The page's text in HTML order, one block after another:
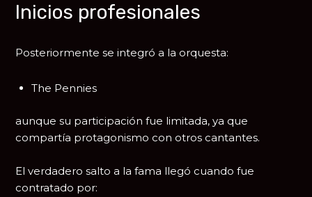
Inicios profesionales
Posteriormente se integró a la orquesta:
The Pennies
aunque su participación fue limitada, ya que
compartía protagonismo con otros cantantes.
El verdadero salto a la fama llegó cuando fue
contratado por: